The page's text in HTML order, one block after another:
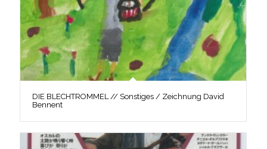
DIE BLECHTROMMEL // Sonstiges / Zeichnung David
Bennent